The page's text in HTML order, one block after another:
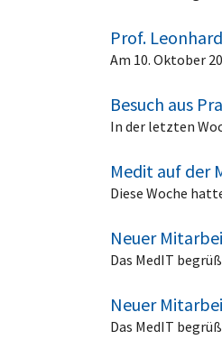
Prof.
Am 10. Oktober
Besuch aus
In der letzten
Medit auf der
Diese Woche
Neuer
Das MedIT
Neuer
Das MedIT